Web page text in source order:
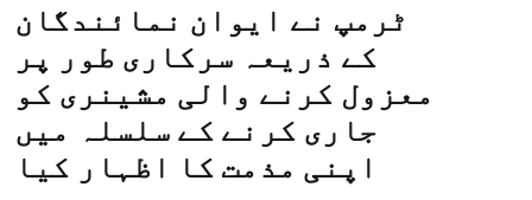
ٹرمپ نے ایوان نمائندگان
کے ذریعہ سرکاری طور پر
معزول کرنے والی مشینری کو
جاری کرنے کے سلسلہ میں
اپنی مذمت کا اظہار کیا